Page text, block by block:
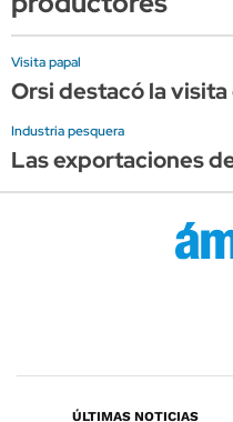
Visita papal
Orsi destacó la
Industria pesquera
Las exportaciones
ÚLTIMAS NOTICIAS